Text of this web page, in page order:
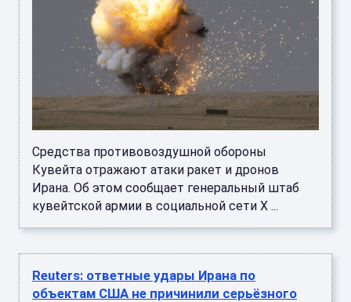
Средства противовоздушной обороны
Кувейта отражают атаки ракет и дронов
Ирана. Об этом сообщает генеральный штаб
кувейтской армии в социальной сети X ...
Reuters: ответные удары Ирана по
объектам США не причинили серьёзного